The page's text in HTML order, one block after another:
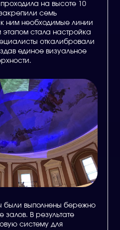
на высоте 10
семь
ним необходимые линии
стала настройка
откалибровали
единое визуальное
были выполнены бережно
залов. В результате
систему для